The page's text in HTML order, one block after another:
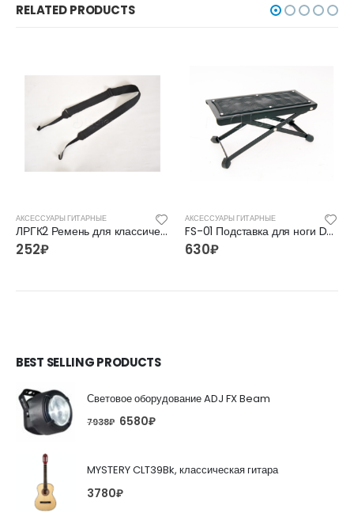
RELATED PRODUCTS
АКСЕССУАРЫ ГИТАРНЫЕ
ЛРГК2 Ремень для классической гитары с двумя крючками ЛЮТНЕР
252₽
АКСЕССУАРЫ ГИТАРНЫЕ
FS-01 Подставка для ноги DADI
630₽
BEST SELLING PRODUCTS
Световое оборудование ADJ FX Beam
7938₽ 6580₽
MYSTERY CLT39Bk, классическая гитара
3780₽